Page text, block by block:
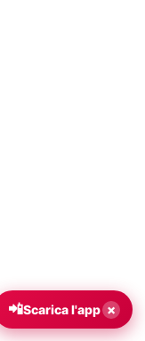
📲Scarica l'app ×